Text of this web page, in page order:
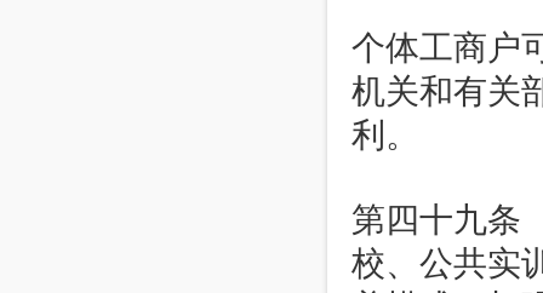
个体工商户
机关和有关
利。
第四十九条
校、公共实